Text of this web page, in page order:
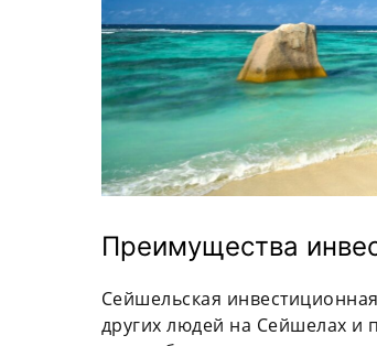
Преимущества
Сейшельская
других людей на Сейшелах и